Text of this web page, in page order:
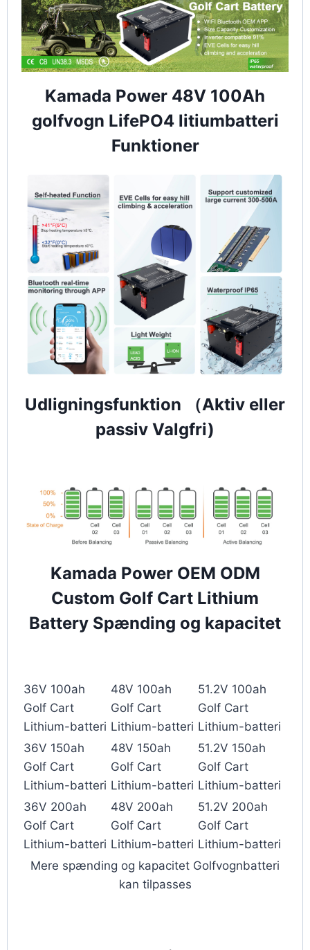
Kamada Power 48V 100Ah
golfvogn LifePO4 litiumbatteri
Funktioner
Udligningsfunktion （Aktiv eller
passiv Valgfri)
Kamada Power OEM ODM
Custom Golf Cart Lithium
Battery Spænding og kapacitet
36V 100ah
Golf Cart
Lithium-batteri
48V 100ah
Golf Cart
Lithium-batteri
51.2V 100ah
Golf Cart
Lithium-batteri
36V 150ah
Golf Cart
Lithium-batteri
48V 150ah
Golf Cart
Lithium-batteri
51.2V 150ah
Golf Cart
Lithium-batteri
36V 200ah
Golf Cart
Lithium-batteri
48V 200ah
Golf Cart
Lithium-batteri
51.2V 200ah
Golf Cart
Lithium-batteri
Mere spænding og kapacitet Golfvognbatteri
kan tilpasses